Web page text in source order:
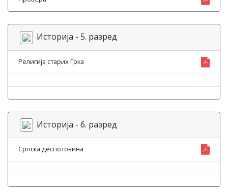
Историја - 5. разред
Религија старих Грка
Историја - 6. разред
Српска деспотовина